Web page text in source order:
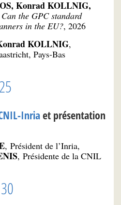
Konrad KOLLNIG,
Can the GPC standard
in the EU?, 2026
KOLLNIG,
Pays-Bas
Inriaet présentation
, Président de l’Inria,
, Présidente de la CNIL